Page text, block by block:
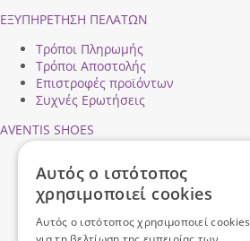
ΕΞΥΠΗΡΕΤΗΣΗ ΠΕΛΑΤΩΝ
Τρόποι Πληρωμής
Τρόποι Αποστολής
Επιστροφές προϊόντων
Συχνές Ερωτήσεις
AVENTIS SHOES
Ασφάλεια Συναλλαγών
Προσωπικά Δεδομένα
Όροι Χρήσης
Αυτός ο ιστότοπος
χρησιμοποιεί cookies
Αυτός ο ιστότοπος χρησιμοποιεί cookies